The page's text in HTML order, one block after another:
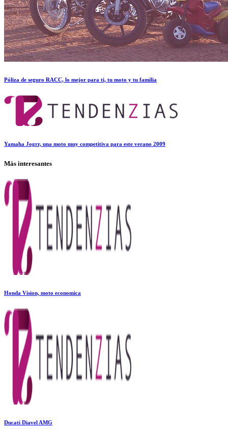
Póliza de seguro RACC, lo mejor para ti, tu moto y tu familia
Yamaha Jogrr, una moto muy competitiva para este verano 2009
Más interesantes
Honda Vision, moto economica
Ducati Diavel AMG